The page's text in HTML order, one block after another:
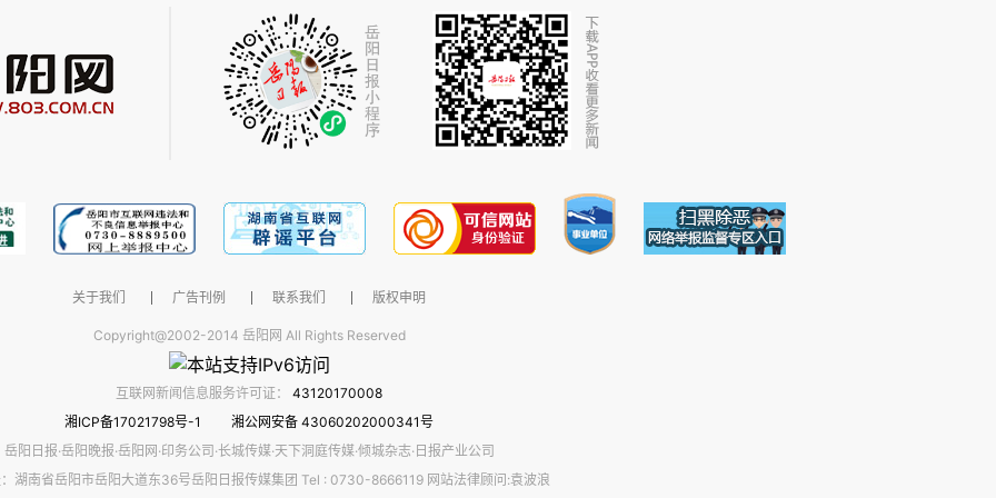
关于我们 广告刊例 联系我们 版权申明
Copyright@2002-2014 岳阳网 All Rights Reserved
互联网新闻信息服务许可证： 43120170008
湘ICP备17021798号-1
湘公网安备 43060202000341号
岳阳日报·岳阳晚报·岳阳网·印务公司·长城传媒·天下洞庭传媒·倾城杂志·日报产业公司
湖南省岳阳市岳阳大道东36号岳阳日报传媒集团 Tel : 0730-8666119 网站法律顾问:袁波浪